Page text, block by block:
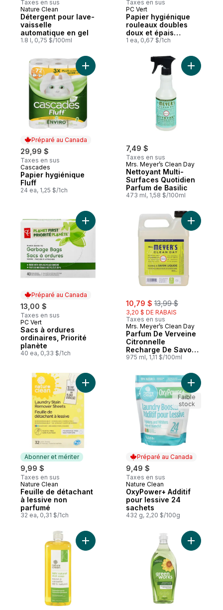
Taxes en sus
Préparé au Canada
Nature Clean
Détergent pour lave-
vaisselle
automatique en gel
1.8 l, 0,75 $/100ml
Taxes en sus
Préparé au Canada
PC Vert
Papier hygiénique
rouleaux doubles
doux et épais
Priorité planète, 12
1 ea, 0,67 $/1ch
Préparé au Canada
29,99 $
Taxes en sus
Préparé au Canada
Cascades
Papier hygiénique
Fluff
24 ea, 1,25 $/1ch
Ajouter Papier hygiénique Fluff au panier
7,49 $
Taxes en sus
Mrs. Meyer’s Clean Day
Nettoyant Multi-
Surfaces Quotidien
Parfum de Basilic
473 ml, 1,58 $/100ml
Ajouter
Préparé au Canada
13,00 $
Taxes en sus
Préparé au Canada
PC Vert
Sacs à ordures
ordinaires, Priorité
planète
40 ea, 0,33 $/1ch
Ajouter Sacs à ordures ordinaires,
sale:
10,79 $ , formerly:
13,99 $
3,20 $ DE RABAIS
Taxes en sus
Mrs. Meyer’s Clean Day
Parfum De Verveine
Citronnelle
Recharge De Savon
Liquide
975 ml, 1,11 $/100ml
Abonner et mériter
9,99 $
Taxes en sus
Abonner et mériter
Nature Clean
Feuille de détachant
à lessive non
parfumé
32 ea, 0,31 $/1ch
Ajouter Feuille de détachant à lessive
Préparé au Canada
9,49 $
Taxes en sus
Préparé au Canada
Nature Clean
OxyPower+ Additif
pour lessive 24
sachets
432 g, 2,20 $/100g
Ajouter
Faible
stock
Ajouter Détergent à vaisselle liquide au
Ajouter